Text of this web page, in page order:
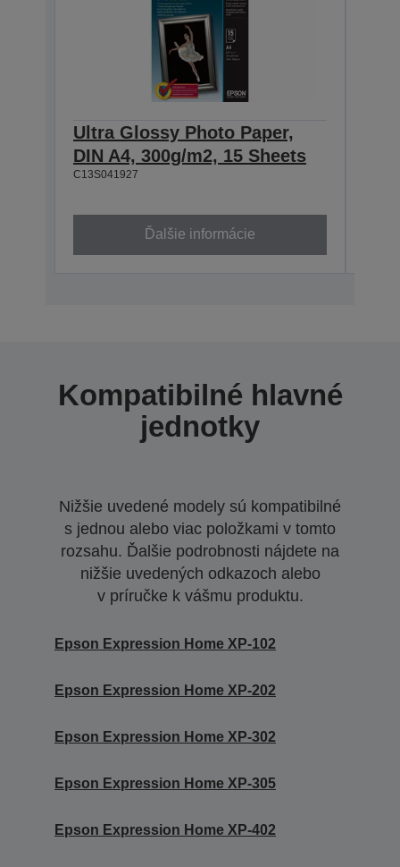
Ultra Glossy Photo Paper,
DIN A4, 300g/m2, 15 Sheets
C13S041927
Ďalšie informácie
Kompatibilné hlavné
jednotky
Nižšie uvedené modely sú kompatibilné
s jednou alebo viac položkami v tomto
rozsahu. Ďalšie podrobnosti nájdete na
nižšie uvedených odkazoch alebo
v príručke k vášmu produktu.
Epson Expression Home XP-102
Epson Expression Home XP-202
Epson Expression Home XP-302
Epson Expression Home XP-305
Epson Expression Home XP-402